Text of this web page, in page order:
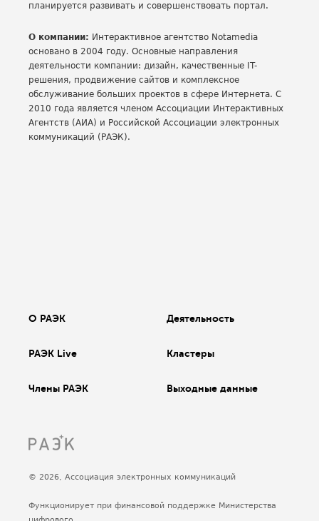
планируется развивать и совершенствовать портал.
О компании: Интерактивное агентство Notamedia
основано в 2004 году. Основные направления
деятельности компании: дизайн, качественные IT-
решения, продвижение сайтов и комплексное
обслуживание больших проектов в сфере Интернета. С
2010 года является членом Ассоциации Интерактивных
Агентств (АИА) и Российской Ассоциации электронных
коммуникаций (РАЭК).
О РАЭК Деятельность
РАЭК Live Кластеры
Члены РАЭК Выходные данные
© 2026, Ассоциация электронных коммуникаций
Функционирует при финансовой поддержке Министерства